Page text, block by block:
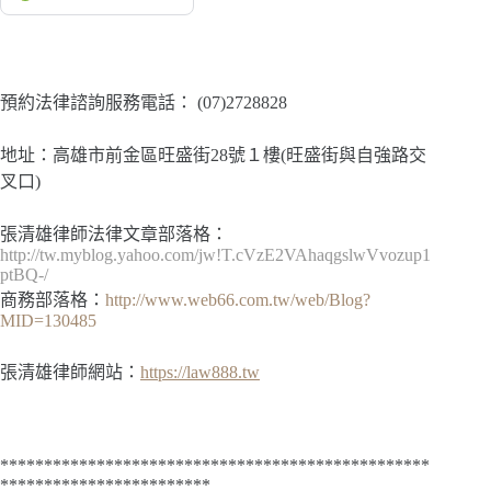
預約法律諮詢服務電話： (07)2728828
地址：高雄市前金區旺盛街28號１樓(旺盛街與自強路交
叉口)
張清雄律師法律文章部落格：
http://tw.myblog.yahoo.com/jw!T.cVzE2VAhaqgslwVvozup1
ptBQ-/
商務部落格： http://www.web66.com.tw/web/Blog?
MID=130485
張清雄律師網站： https://law888.tw
*************************************************
************************